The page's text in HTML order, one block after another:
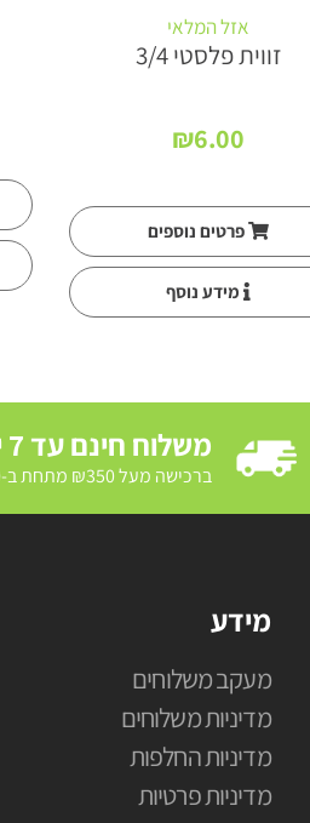
אזל המלאי
זווית פלסטי 3/4
₪6.00
פרטים נוספים
מידע נוסף
משלוח חינם עד 7 ימי עסקים
ברכישה מעל ₪350 מתחת ב-₪30 הובלת מדרכה ב₪250
מידע
מעקב משלוחים
מדיניות משלוחים
מדיניות החלפות
מדיניות פרטיות